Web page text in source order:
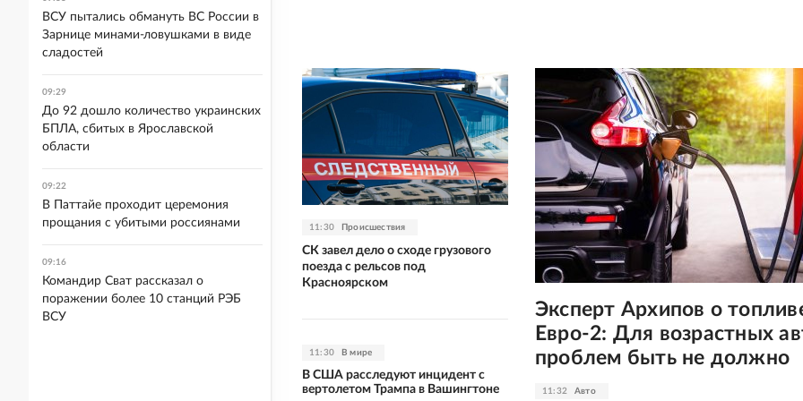
11:32 Авто
Эксперт Архипов о
Евро-2: Для возрастных
проблем быть не должно
11:30 Происшествия
СК завел дело о сходе грузового
поезда с рельсов под
Красноярском
11:30 В мире
В США расследуют инцидент с
вертолетом Трампа в Вашингтоне
ВСУ пытались обмануть ВС России в
Зарнице минами-ловушками в виде
сладостей
09:29
До 92 дошло количество украинских
БПЛА, сбитых в Ярославской
области
09:22
В Паттайе проходит церемония
прощания с убитыми россиянами
09:16
Командир Сват рассказал о
поражении более 10 станций РЭБ
ВСУ